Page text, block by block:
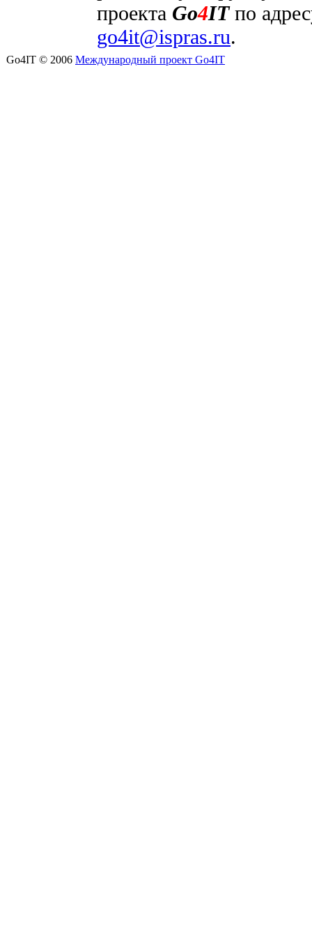
проекта Go4ITпо
go4it@ispras.ru.
Go4IT © 2006 Международный проект Go4IT